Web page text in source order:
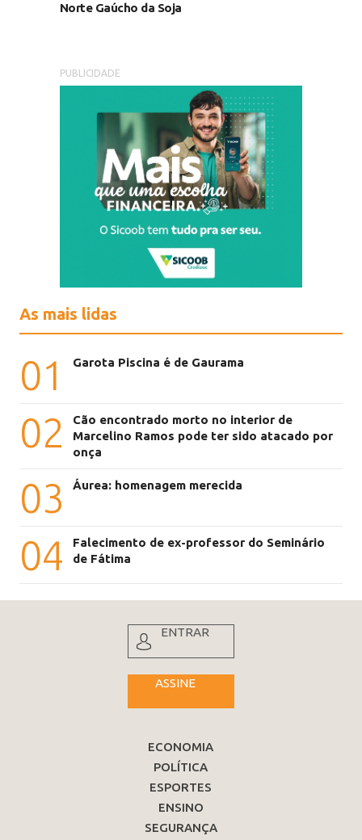
Norte Gaúcho da Soja
PUBLICIDADE
As mais lidas
01 Garota Piscina é de Gaurama
02
Cão encontrado morto no interior de
Marcelino Ramos pode ter sido atacado por
onça
03 Áurea: homenagem merecida
04
Falecimento de ex-professor do Seminário
de Fátima
ENTRAR
ASSINE
ECONOMIA
POLÍTICA
ESPORTES
ENSINO
SEGURANÇA